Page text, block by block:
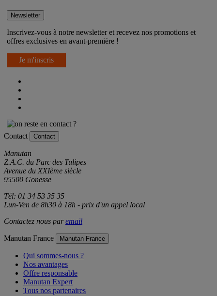
Newsletter
Inscrivez-vous à notre newsletter et recevez nos promotions et
offres exclusives en avant-première !
Je m'inscris
Contact Contact
Manutan
Z.A.C. du Parc des Tulipes
Avenue du XXIème siècle
95500 Gonesse
Tél: 01 34 53 35 35
Lun-Ven de 8h30 à 18h - prix d'un appel local
Contactez nous paremail
Manutan France Manutan France
Qui sommes-nous ?
Nos avantages
Offre responsable
Manutan Expert
Tous nos partenaires